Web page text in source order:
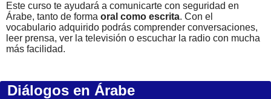
Este curso te ayudará a comunicarte con seguridad en
Árabe, tanto de forma oral como escrita. Con el
vocabulario adquirido podrás comprender conversaciones,
leer prensa, ver la televisión o escuchar la radio con mucha
más facilidad.
Diálogos en Árabe